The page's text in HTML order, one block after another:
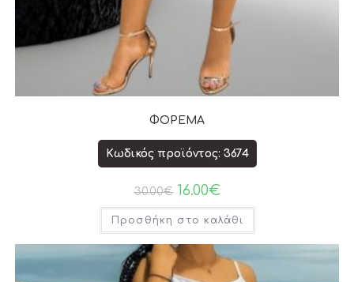
ΦΟΡΕΜΑ
Κωδικός προϊόντος: 3674
30.00€ 16.00€
Προσθήκη στο καλάθι